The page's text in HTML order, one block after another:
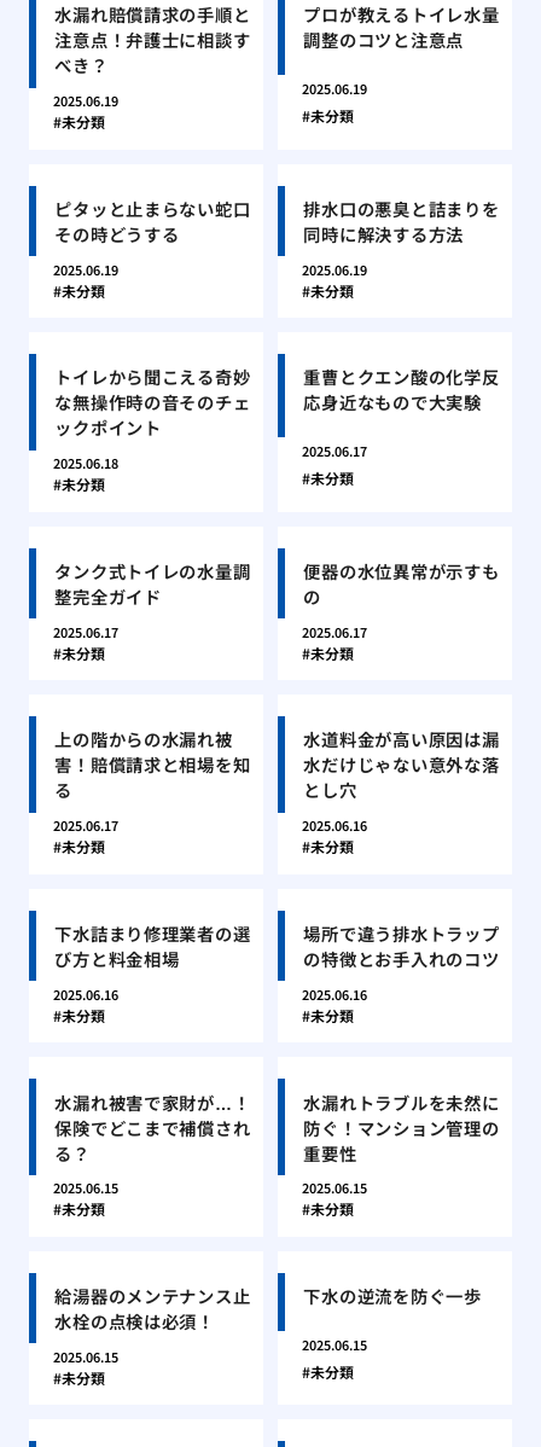
水漏れ賠償請求の手順と
注意点！弁護士に相談す
べき？
2025.06.19
未分類
プロが教えるトイレ水量
調整のコツと注意点
2025.06.19
未分類
ピタッと止まらない蛇口
その時どうする
2025.06.19
未分類
排水口の悪臭と詰まりを
同時に解決する方法
2025.06.19
未分類
トイレから聞こえる奇妙
な無操作時の音そのチェ
ックポイント
2025.06.18
未分類
重曹とクエン酸の化学反
応身近なもので大実験
2025.06.17
未分類
タンク式トイレの水量調
整完全ガイド
2025.06.17
未分類
便器の水位異常が示すも
の
2025.06.17
未分類
上の階からの水漏れ被
害！賠償請求と相場を知
る
2025.06.17
未分類
水道料金が高い原因は漏
水だけじゃない意外な落
とし穴
2025.06.16
未分類
下水詰まり修理業者の選
び方と料金相場
2025.06.16
未分類
場所で違う排水トラップ
の特徴とお手入れのコツ
2025.06.16
未分類
水漏れ被害で家財が…！
保険でどこまで補償され
る？
2025.06.15
未分類
水漏れトラブルを未然に
防ぐ！マンション管理の
重要性
2025.06.15
未分類
給湯器のメンテナンス止
水栓の点検は必須！
2025.06.15
未分類
下水の逆流を防ぐ一歩
2025.06.15
未分類